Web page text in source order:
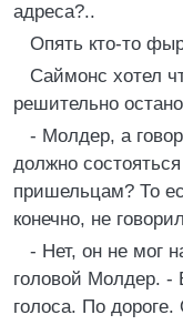
адреса?..
Опять кто-то
Саймонс хотел
решительно
- Молдер, а
должно
пришельцам? То
конечно, не
- Нет, он не мог
головой Молдер. -
голоса. По дороге.